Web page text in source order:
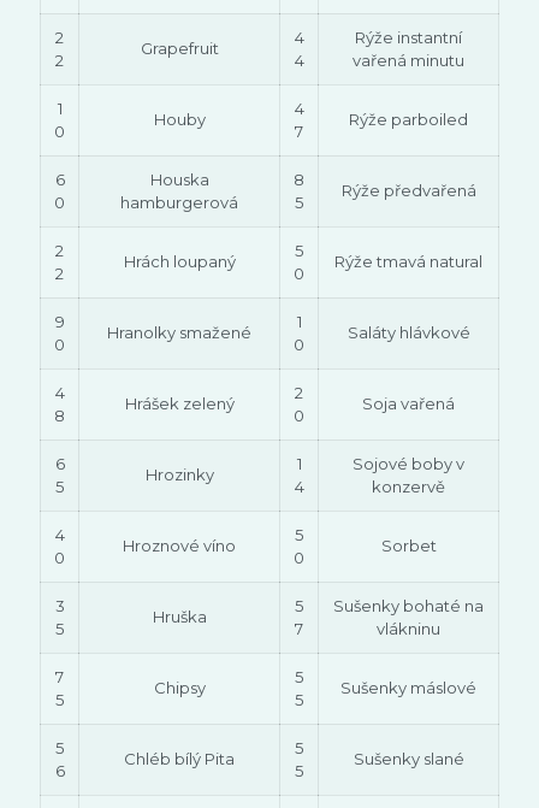
2
2
Grapefruit
4
4
Rýže instantní
vařená minutu
1
0
Houby
4
7
Rýže parboiled
6
0
Houska
hamburgerová
8
5
Rýže předvařená
2
2
Hrách loupaný
5
0
Rýže tmavá natural
9
0
Hranolky smažené
1
0
Saláty hlávkové
4
8
Hrášek zelený
2
0
Soja vařená
6
5
Hrozinky
1
4
Sojové boby v
konzervě
4
0
Hroznové víno
5
0
Sorbet
3
5
Hruška
5
7
Sušenky bohaté na
vlákninu
7
5
Chipsy
5
5
Sušenky máslové
5
6
Chléb bílý Pita
5
5
Sušenky slané